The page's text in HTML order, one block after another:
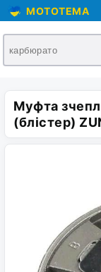
MOTOTEMA
Муфта
(блістер)